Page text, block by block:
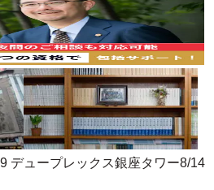
デュープレックス銀座タワー8/14